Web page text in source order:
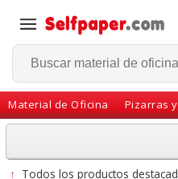
Material de Oficina Pizarras
Volver
↑ Todos los productos